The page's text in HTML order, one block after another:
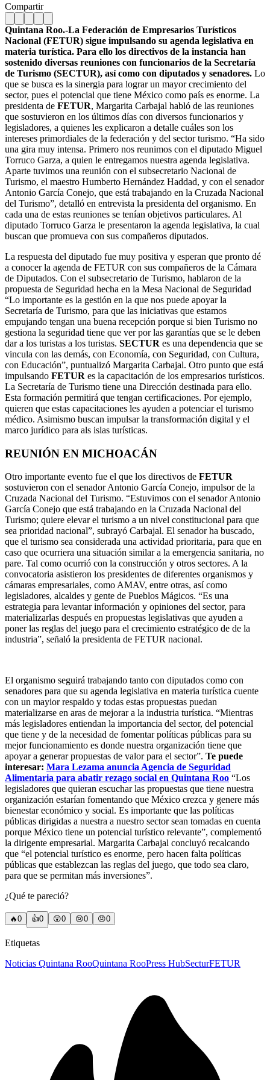
Compartir
Quintana Roo.-La Federación de Empresarios Turísticos
Nacional (FETUR) sigue impulsando su agenda legislativa en
materia turística. Para ello los directivos de la instancia han
sostenido diversas reuniones con funcionarios de la Secretaría
de Turismo (SECTUR), así como con diputados y senadores. Lo
que se busca es la sinergia para lograr un mayor crecimiento del
sector, pues el potencial que tiene México como país es enorme. La
presidenta de FETUR, Margarita Carbajal habló de las reuniones
que sostuvieron en los últimos días con diversos funcionarios y
legisladores, a quienes les explicaron a detalle cuáles son los
intereses primordiales de la federación y del sector turismo. “Ha sido
una gira muy intensa. Primero nos reunimos con el diputado Miguel
Torruco Garza, a quien le entregamos nuestra agenda legislativa.
Aparte tuvimos una reunión con el subsecretario Nacional de
Turismo, el maestro Humberto Hernández Haddad, y con el senador
Antonio García Conejo, que está trabajando en la Cruzada Nacional
del Turismo”, detalló en entrevista la presidenta del organismo. En
cada una de estas reuniones se tenían objetivos particulares. Al
diputado Torruco Garza le presentaron la agenda legislativa, la cual
buscan que promueva con sus compañeros diputados.
La respuesta del diputado fue muy positiva y esperan que pronto dé
a conocer la agenda de FETUR con sus compañeros de la Cámara
de Diputados. Con el subsecretario de Turismo, hablaron de la
propuesta de Seguridad hecha en la Mesa Nacional de Seguridad
“Lo importante es la gestión en la que nos puede apoyar la
Secretaría de Turismo, para que las iniciativas que estamos
empujando tengan una buena recepción porque si bien Turismo no
gestiona la seguridad tiene que ver por las garantías que se le deben
dar a los turistas a los turistas. SECTUR es una dependencia que se
vincula con las demás, con Economía, con Seguridad, con Cultura,
con Educación”, puntualizó Margarita Carbajal. Otro punto que está
impulsando FETUR es la capacitación de los empresarios turísticos.
La Secretaría de Turismo tiene una Dirección destinada para ello.
Esta formación permitirá que tengan certificaciones. Por ejemplo,
quieren que estas capacitaciones les ayuden a potenciar el turismo
médico. Asimismo buscan impulsar la transformación digital y el
marco jurídico para als islas turísticas.
REUNIÓN EN MICHOACÁN
Otro importante evento fue el que los directivos de FETUR
sostuvieron con el senador Antonio García Conejo, impulsor de la
Cruzada Nacional del Turismo. “Estuvimos con el senador Antonio
García Conejo que está trabajando en la Cruzada Nacional del
Turismo; quiere elevar el turismo a un nivel constitucional para que
sea prioridad nacional”, subrayó Carbajal. El senador ha buscado,
que el turismo sea considerada una actividad prioritaria, para que en
caso que ocurriera una situación similar a la emergencia sanitaria, no
pare. Tal como ocurrió con la construcción y otros sectores. A la
convocatoria asistieron los presidentes de diferentes organismos y
cámaras empresariales, como AMAV, entre otras, así como
legisladores, alcaldes y gente de Pueblos Mágicos. “Es una
estrategia para levantar información y opiniones del sector, para
materializarlas después en propuestas legislativas que ayuden a
poner las reglas del juego para el crecimiento estratégico de de la
industria”, señaló la presidenta de FETUR nacional.
El organismo seguirá trabajando tanto con diputados como con
senadores para que su agenda legislativa en materia turística cuente
con un mayior respaldo y todas estas propuestas puedan
materializarse en aras de mejorar a la industria turística. “Mientras
más legisladores entiendan la importancia del sector, del potencial
que tiene y de la necesidad de fomentar políticas públicas para su
mejor funcionamiento es donde nuestra organización tiene que
apoyar a generar propuestas de valor para el sector”. Te puede
interesar: Mara Lezama anuncia Agencia de Seguridad
Alimentaria para abatir rezago social en Quintana Roo “Los
legisladores que quieran escuchar las propuestas que tiene nuestra
organización estarían fomentando que México crezca y genere más
bienestar económico y social. Es importante que las políticas
públicas dirigidas a nuestra a nuestro sector sean tomadas en cuenta
porque México tiene un potencial turístico relevante”, complementó
la dirigente empresarial. Margarita Carbajal concluyó recalcando
que “el potencial turístico es enorme, pero hacen falta políticas
públicas que establezcan las reglas del juego, que todo sea claro,
para que se permitan más inversiones”.
¿Qué te pareció?
🔥0 👍0 😲0 😢0 😠0
Etiquetas
Noticias Quintana RooQuintana RooPress HubSecturFETUR